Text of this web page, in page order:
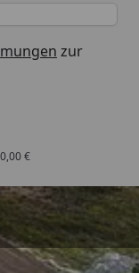
zur
€